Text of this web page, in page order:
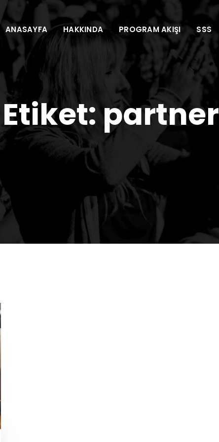
ANASAYFA HAKKINDA PROGRAM AKIŞI SSS
Etiket:partner